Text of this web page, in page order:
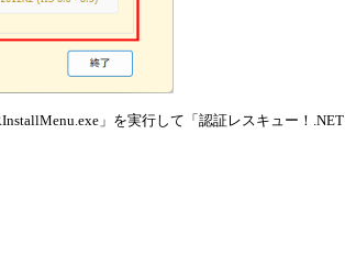
」を実行して「認証レスキュー！